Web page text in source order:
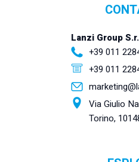
Lanzi Group
+39 011
+39 011
Via Giulio
Torino,